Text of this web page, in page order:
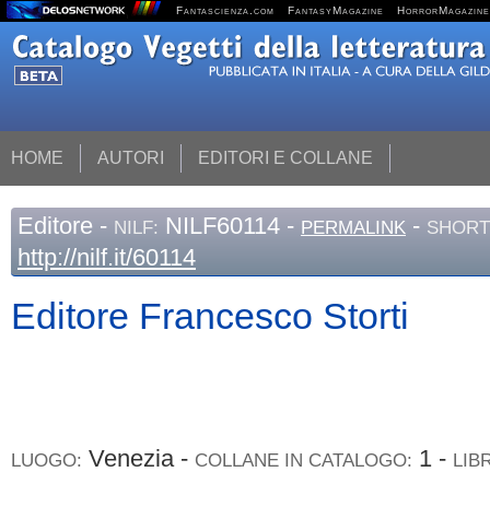
Fantascienza.com FantasyMagazine HorrorMagazine
HOME AUTORI EDITORI E COLLANE
Editore - NILF: NILF60114 - PERMALINK -
http://nilf.it/60114
Editore Francesco Storti
LUOGO: Venezia - COLLANE IN CATALOGO: 1 -